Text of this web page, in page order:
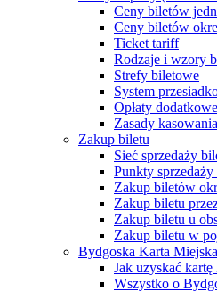
Ceny biletów
Ceny biletów
Ticket tariff
Rodzaje i wzory
Strefy biletowe
System
Opłaty
Zasady
Zakup biletu
Sieć sprzedaży
Punkty
Zakup biletów
Zakup biletu
Zakup biletu u
Zakup biletu w
Bydgoska Karta Miejska
Jak uzyskać
Wszystko o